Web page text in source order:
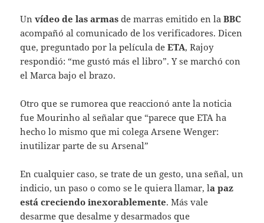
Unvídeo de las armas de marras emitido en laBBC
acompañó al comunicado de los verificadores. Dicen
que, preguntado por la película deETA, Rajoy
respondió: “me gustó más el libro”. Y se marchó con
el Marca bajo el brazo.
Otro que se rumorea que reaccionó ante la noticia
fue Mourinho al señalar que “parece que ETA ha
hecho lo mismo que mi colega Arsene Wenger:
inutilizar parte de su Arsenal”
En cualquier caso, se trate de un gesto, una señal, un
indicio, un paso o como se le quiera llamar, la paz
está creciendo inexorablemente. Más vale
desarme que desalme y desarmados que